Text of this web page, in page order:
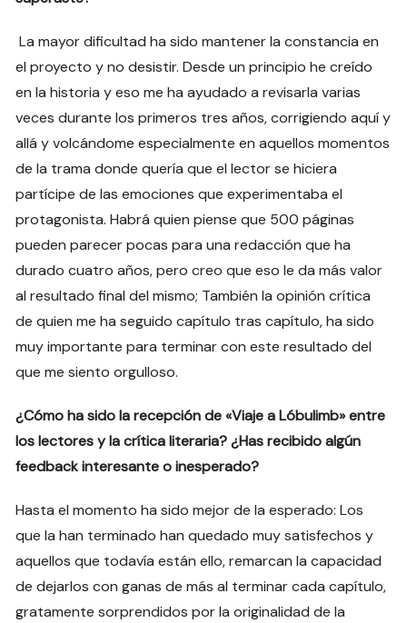
La mayor dificultad ha sido mantener la constancia en
el proyecto y no desistir. Desde un principio he creído
en la historia y eso me ha ayudado a revisarla varias
veces durante los primeros tres años, corrigiendo aquí y
allá y volcándome especialmente en aquellos momentos
de la trama donde quería que el lector se hiciera
partícipe de las emociones que experimentaba el
protagonista. Habrá quien piense que 500 páginas
pueden parecer pocas para una redacción que ha
durado cuatro años, pero creo que eso le da más valor
al resultado final del mismo; También la opinión crítica
de quien me ha seguido capítulo tras capítulo, ha sido
muy importante para terminar con este resultado del
que me siento orgulloso.
¿Cómo ha sido la recepción de «Viaje a Lóbulimb» entre
los lectores y la crítica literaria? ¿Has recibido algún
feedback interesante o inesperado?
Hasta el momento ha sido mejor de la esperado: Los
que la han terminado han quedado muy satisfechos y
aquellos que todavía están ello, remarcan la capacidad
de dejarlos con ganas de más al terminar cada capítulo,
gratamente sorprendidos por la originalidad de la